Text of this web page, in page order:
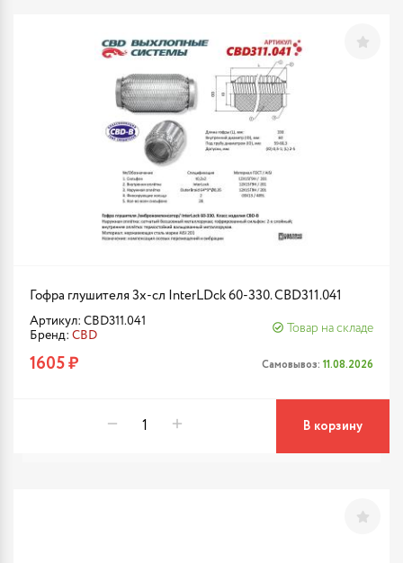
Гофра глушителя 3х-сл InterLDck 60-330. CBD311.041
Артикул: CBD311.041
Бренд: CBD
Товар на складе
1605 ₽ Самовывоз: 11.08.2026
В корзину